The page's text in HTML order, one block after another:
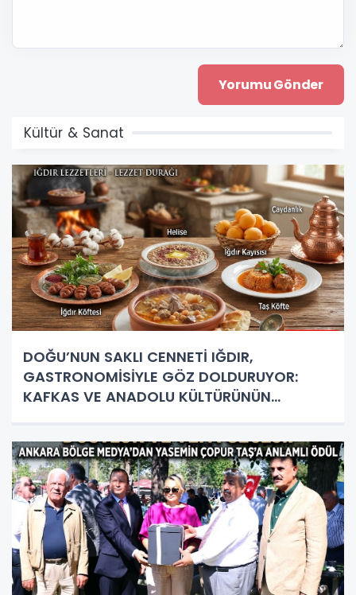
Kültür & Sanat
DOĞU’NUN SAKLI CENNETİ IĞDIR,
GASTRONOMİSİYLE GÖZ DOLDURUYOR:
KAFKAS VE ANADOLU KÜLTÜRÜNÜN